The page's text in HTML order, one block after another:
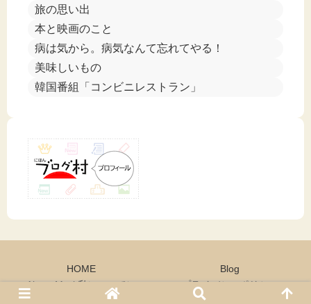
旅の思い出
本と映画のこと
病は気から。病気なんて忘れてやる！
美味しいもの
韓国番組「コンビニレストラン」
HOME
Blog
About Me ( 私について）
プライバシーポリシー